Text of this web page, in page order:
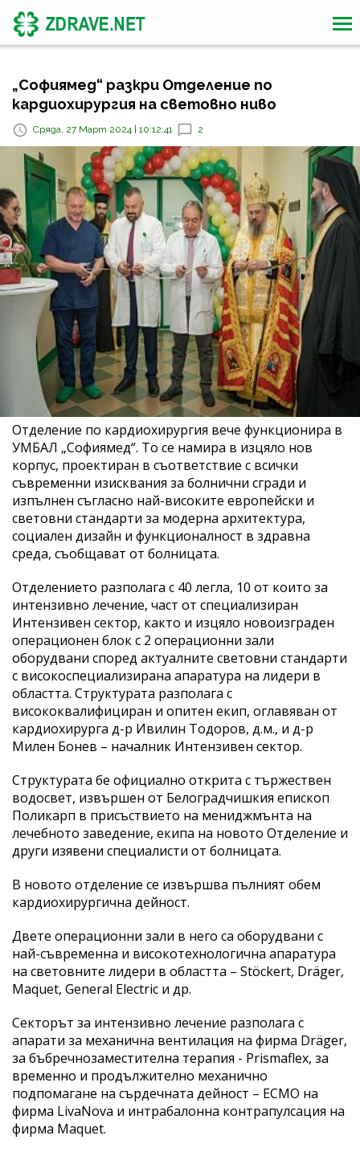
„Софиямед“ разкри Отделение по
кардиохирургия на световно ниво
Сряда, 27 Март 2024 | 10:12:41 2
Отделение по кардиохирургия вече функционира в
УМБАЛ „Софиямед“. То се намира в изцяло нов
корпус, проектиран в съответствие с всички
съвременни изисквания за болнични сгради и
изпълнен съгласно най-високите европейски и
световни стандарти за модерна архитектура,
социален дизайн и функционалност в здравна
среда, съобщават от болницата.
Отделението разполага с 40 легла, 10 от които за
интензивно лечение, част от специализиран
Интензивен сектор, както и изцяло новоизграден
операционен блок с 2 операционни зали
оборудвани според актуалните световни стандарти
с високоспециализирана апаратура на лидери в
областта. Структурата разполага с
висококвалифициран и опитен екип, оглавяван от
кардиохирурга д-р Ивилин Тодоров, д.м., и д-р
Милен Бонев – началник Интензивен сектор.
Структурата бе официално открита с тържествен
водосвет, извършен от Белоградчишкия епископ
Поликарп в присъствието на мениджмънта на
лечебното заведение, екипа на новото Отделение и
други изявени специалисти от болницата.
В новото отделение се извършва пълният обем
кардиохирургична дейност.
Двете операционни зали в него са оборудвани с
най-съвременна и високотехнологична апаратура
на световните лидери в областта – Stöckert, Dräger,
Maquet, General Electric и др.
Секторът за интензивно лечение разполага с
апарати за механична вентилация на фирма Dräger,
за бъбречнозаместителна терапия - Prismaflex, за
временно и продължително механично
подпомагане на сърдечната дейност – ECMO на
фирма LivaNova и интрабалонна контрапулсация на
фирма Maquet.